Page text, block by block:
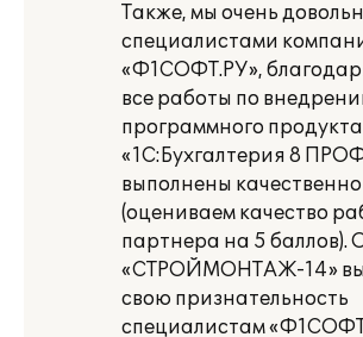
Также, мы очень
специалистами
«Ф1СОФТ.РУ»,
все работы по
программного продукта
«1С:Бухгалтерия 8
выполнены качественно
(оцениваем качество
партнера на 5 баллов).
«СТРОЙМОНТАЖ-14»
свою признательность
специалистам